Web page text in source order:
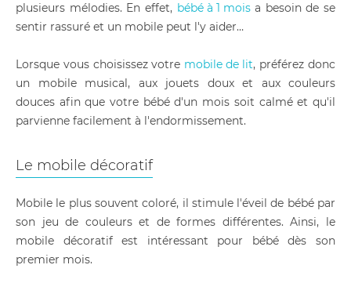
plusieurs mélodies. En effet, bébé à 1 moisa besoin de se
sentir rassuré et un mobile peut l'y aider…
Lorsque vous choisissez votre mobile de lit, préférez donc
un mobile musical, aux jouets doux et aux couleurs
douces afin que votre bébé d'un mois soit calmé et qu'il
parvienne facilement à l'endormissement.
Le mobile décoratif
Mobile le plus souvent coloré, il stimule l'éveil de bébé par
son jeu de couleurs et de formes différentes. Ainsi, le
mobile décoratif est intéressant pour bébé dès son
premier mois.